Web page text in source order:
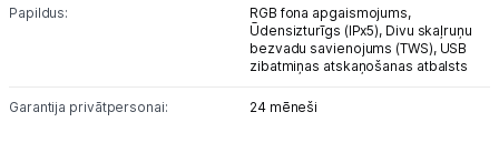
Stacionārie datori un piederumi
Spēļu konsoles un piederumi
Datu nesēji
Papildus:
RGB fona apgaismojums,
Ūdensizturīgs (IPx5), Divu skaļruņu
bezvadu savienojums (TWS), USB
zibatmiņas atskaņošanas atbalsts
Garantija privātpersonai: 24 mēneši